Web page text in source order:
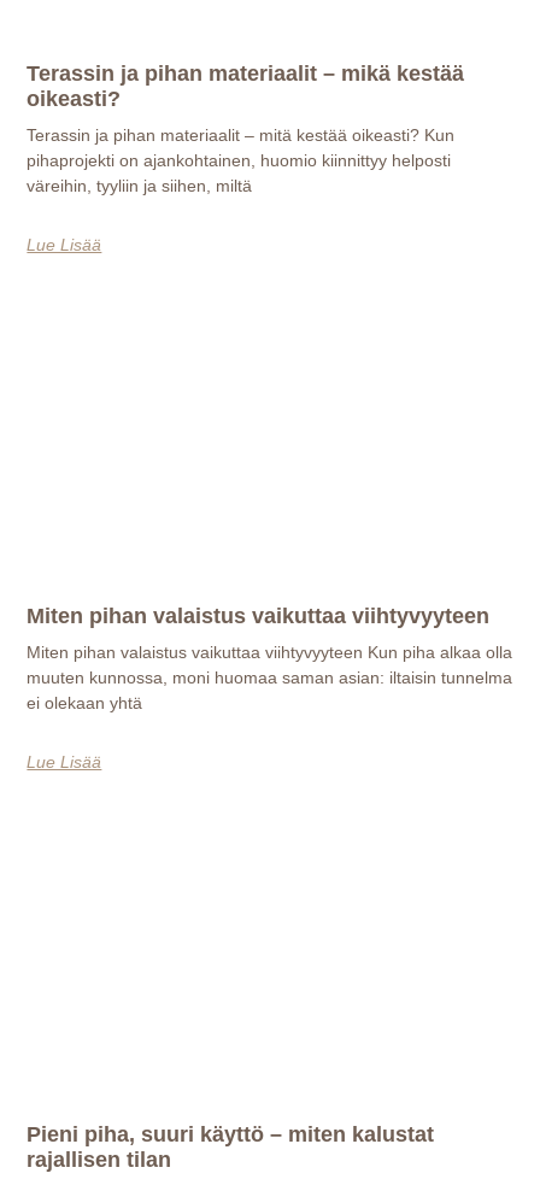
Terassin ja pihan materiaalit – mikä kestää
oikeasti?
Terassin ja pihan materiaalit – mitä kestää oikeasti? Kun
pihaprojekti on ajankohtainen, huomio kiinnittyy helposti
väreihin, tyyliin ja siihen, miltä
Lue Lisää
Miten pihan valaistus vaikuttaa viihtyvyyteen
Miten pihan valaistus vaikuttaa viihtyvyyteen Kun piha alkaa olla
muuten kunnossa, moni huomaa saman asian: iltaisin tunnelma
ei olekaan yhtä
Lue Lisää
Pieni piha, suuri käyttö – miten kalustat
rajallisen tilan